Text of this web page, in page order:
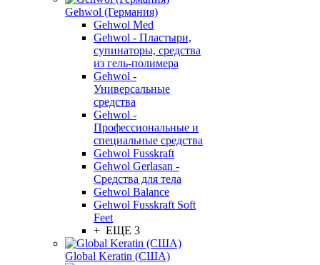
Gehwol (Германия)
Gehwol Med
Gehwol - Пластыри,
супинаторы, средства
из гель-полимера
Gehwol -
Универсальные
средства
Gehwol -
Профессиональные и
специальные средства
Gehwol Fusskraft
Gehwol Gerlasan -
Средства для тела
Gehwol Balance
Gehwol Fusskraft Soft
Feet
+ ЕЩЕ 3
Global Keratin (США)